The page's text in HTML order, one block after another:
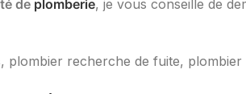
de plomberie, je vous conseille de